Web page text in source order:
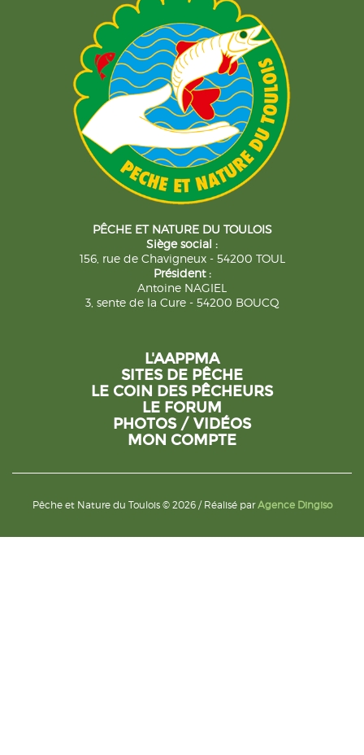
PÊCHE ET NATURE DU TOULOIS
Siège social :
156, rue de Chavigneux - 54200 TOUL
Président :
Antoine NAGIEL
3, sente de la Cure - 54200 BOUCQ
L'AAPPMA
SITES DE PÊCHE
LE COIN DES PÊCHEURS
LE FORUM
PHOTOS / VIDÉOS
MON COMPTE
Pêche et Nature du Toulois © 2026 / Réalisé parAgence Dingiso